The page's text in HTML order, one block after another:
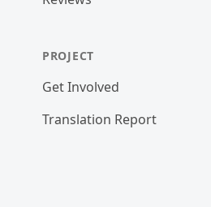
PROJECT
Get Involved
Translation Report